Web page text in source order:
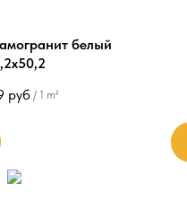
белый
руб / 1 m²